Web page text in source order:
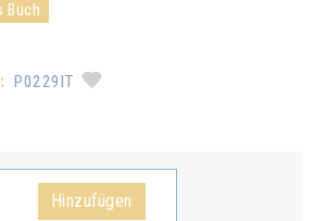
Buch
P0229IT
Hinzufügen